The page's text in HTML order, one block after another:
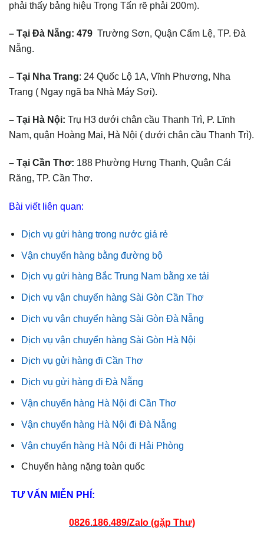
phải thấy bảng hiệu Trọng Tấn rẽ phải 200m).
– Tại Đà Nẵng: 479 Trường Sơn, Quận Cẩm Lệ, TP. Đà
Nẵng.
– Tại Nha Trang: 24 Quốc Lộ 1A, Vĩnh Phương, Nha
Trang ( Ngay ngã ba Nhà Máy Sợi).
– Tại Hà Nội: Trụ H3 dưới chân cầu Thanh Trì, P. Lĩnh
Nam, quận Hoàng Mai, Hà Nội ( dưới chân cầu Thanh Trì).
– Tại Cần Thơ: 188 Phường Hưng Thạnh, Quận Cái
Răng, TP. Cần Thơ.
Bài viết liên quan:
Dịch vụ gửi hàng trong nước giá rẻ
Vận chuyển hàng bằng đường bộ
Dịch vụ gửi hàng Bắc Trung Nam bằng xe tải
Dịch vụ vận chuyển hàng Sài Gòn Cần Thơ
Dịch vụ vận chuyển hàng Sài Gòn Đà Nẵng
Dịch vụ vận chuyển hàng Sài Gòn Hà Nội
Dịch vụ gửi hàng đi Cần Thơ
Dịch vụ gửi hàng đi Đà Nẵng
Vận chuyển hàng Hà Nội đi Cần Thơ
Vận chuyển hàng Hà Nội đi Đà Nẵng
Vận chuyển hàng Hà Nội đi Hải Phòng
Chuyển hàng nặng toàn quốc
TƯ VẤN MIỄN PHÍ:
0826.186.489/Zalo (gặp Thư)